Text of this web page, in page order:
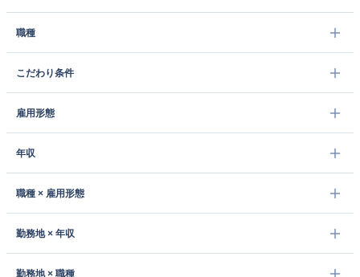
職種
こだわり条件
雇用形態
年収
職種 × 雇用形態
勤務地 × 年収
勤務地 × 職種